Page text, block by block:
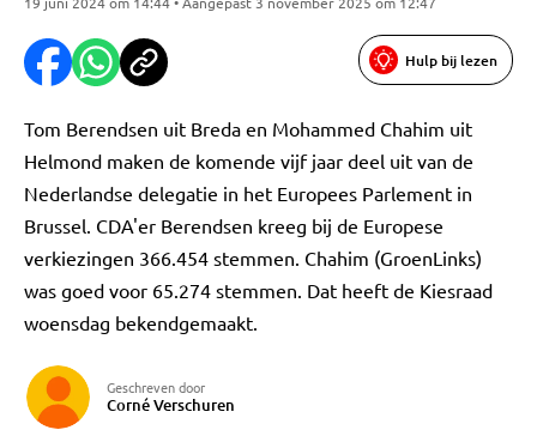
Hulp bij lezen
Tom Berendsen uit Breda en Mohammed Chahim uit
Helmond maken de komende vijf jaar deel uit van de
Nederlandse delegatie in het Europees Parlement in
Brussel. CDA'er Berendsen kreeg bij de Europese
verkiezingen 366.454 stemmen. Chahim (GroenLinks)
was goed voor 65.274 stemmen. Dat heeft de Kiesraad
woensdag bekendgemaakt.
Geschreven door
Corné Verschuren